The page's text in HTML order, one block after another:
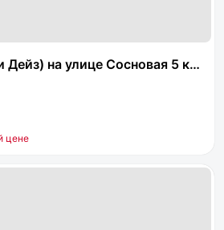
на улице Сосновая 5 корпус 1
цене